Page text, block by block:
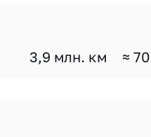
3,9 млн. км ≈